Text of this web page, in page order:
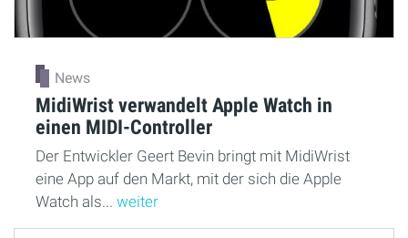
News
MidiWrist verwandelt Apple Watch in
einen MIDI-Controller
Der Entwickler Geert Bevin bringt mit MidiWrist
eine App auf den Markt, mit der sich die Apple
Watch als... weiter